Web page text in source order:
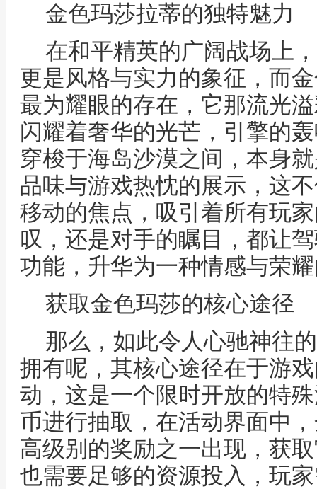
金色玛莎拉蒂的独特魅力
在和平精英的广阔战场上
更是风格与实力的象征，而
最为耀眼的存在，它那流光
闪耀着奢华的光芒，引擎的
穿梭于海岛沙漠之间，本身
品味与游戏热忱的展示，这
移动的焦点，吸引着所有玩
叹，还是对手的瞩目，都让
功能，升华为一种情感与荣
获取金色玛莎的核心途径
那么，如此令人心驰神往
拥有呢，其核心途径在于游
动，这是一个限时开放的特
币进行抽取，在活动界面中
高级别的奖励之一出现，获
也需要足够的资源投入，玩